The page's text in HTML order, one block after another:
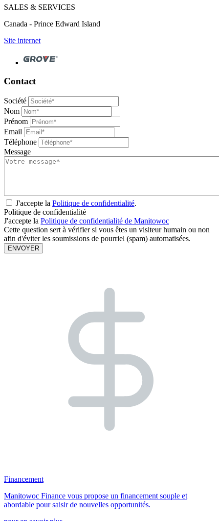
SALES & SERVICES
Canada - Prince Edward Island
Site internet
Contact
Société
Nom
Prénom
Email
Téléphone
Message
J'accepte la Politique de confidentialité.
Politique de confidentialité
J'accepte la Politique de confidentialité de Manitowoc
Cette question sert à vérifier si vous êtes un visiteur humain ou non
afin d'éviter les soumissions de pourriel (spam) automatisées.
Financement
Manitowoc Finance vous propose un financement souple et
abordable pour saisir de nouvelles opportunités.